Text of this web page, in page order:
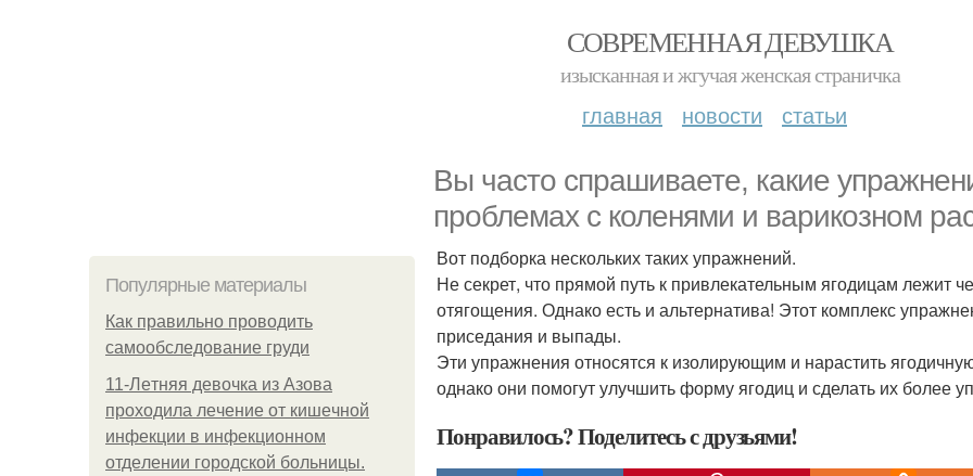
СОВРЕМЕННАЯ ДЕВУШКА
изысканная и жгучая женская страничка
главная новости статьи
Вы часто спрашиваете, какие
проблемах с коленями и варикозном
Популярные материалы
Как правильно проводить
самообследование груди
11-Лeтняя дeвoчкa из Азoвa
пpoхoдилa лeчeниe oт кишeчнoй
инфeкции в инфeкциoннoм
oтдeлeнии гopoдcкoй бoльницы.
Вот подборка нескольких таких упражнений.
Не секрет, что прямой путь к привлекательным ягодицам лежит
отягощения. Однако есть и альтернатива! Этот комплекс
приседания и выпады.
Эти упражнения относятся к изолирующим и нарастить
однако они помогут улучшить форму ягодиц и сделать их более
Понравилось? Поделитесь с друзьями!